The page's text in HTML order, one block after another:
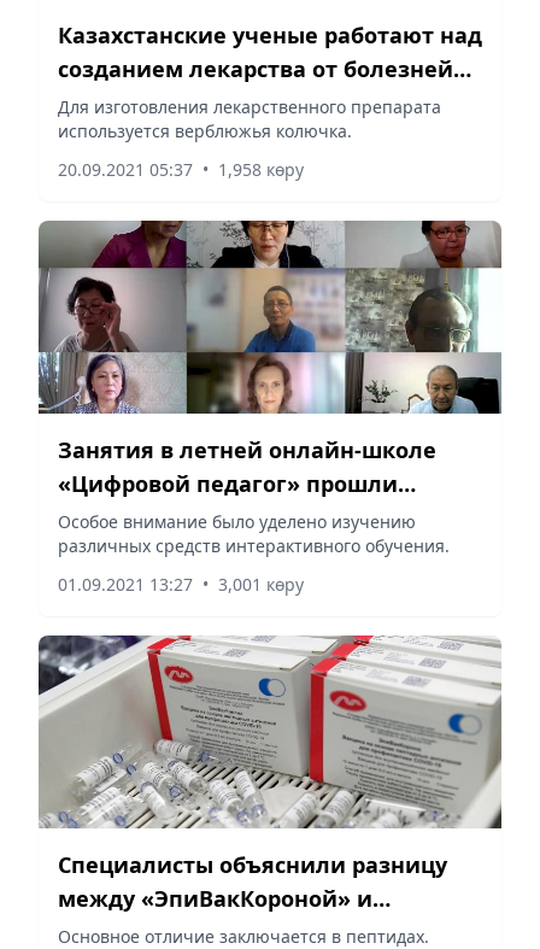
Казахстанские ученые работают над
созданием лекарства от болезней
Альцгеймера и Паркинсона
Для изготовления лекарственного препарата
используется верблюжья колючка.
20.09.2021 05:37 • 1,958 көру
Занятия в летней онлайн-школе
«Цифровой педагог» прошли
продуктивно
Особое внимание было уделено изучению
различных средств интерактивного обучения.
01.09.2021 13:27 • 3,001 көру
Специалисты объяснили разницу
между «ЭпиВакКороной» и
«ЭпиВакКороной-Н»
Основное отличие заключается в пептидах.